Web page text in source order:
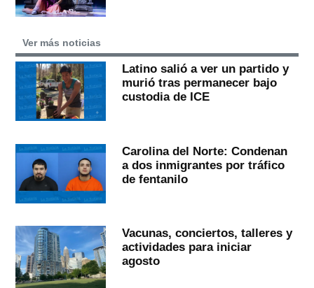
Ver más noticias
Latino salió a ver un partido y
murió tras permanecer bajo
custodia de ICE
Carolina del Norte: Condenan
a dos inmigrantes por tráfico
de fentanilo
Vacunas, conciertos, talleres y
actividades para iniciar
agosto